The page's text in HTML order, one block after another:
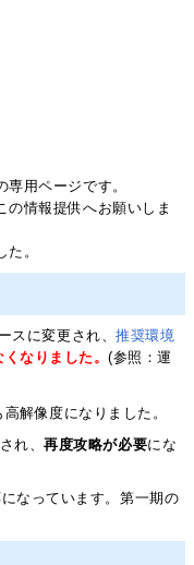
用ページです。
の情報提供へお願いしま
た。
スに変更され、推奨環境
なりました。(参照：運
解像度になりました。
れ、再度攻略が必要にな
なっています。第一期の